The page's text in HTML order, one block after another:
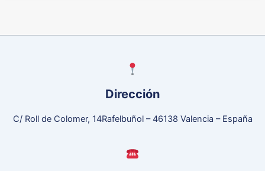
Dirección
C/ Roll de Colomer, 14Rafelbuñol – 46138 Valencia – España